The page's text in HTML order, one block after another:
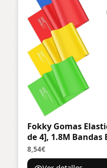
Fokky Gomas
de 4], 1.8M Bandas
Cintas Elasticas
Transporte,
8,54€